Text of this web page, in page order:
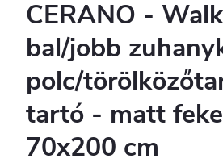
CERANO -
bal/jobb
polc/
tartó - matt
70x200 cm